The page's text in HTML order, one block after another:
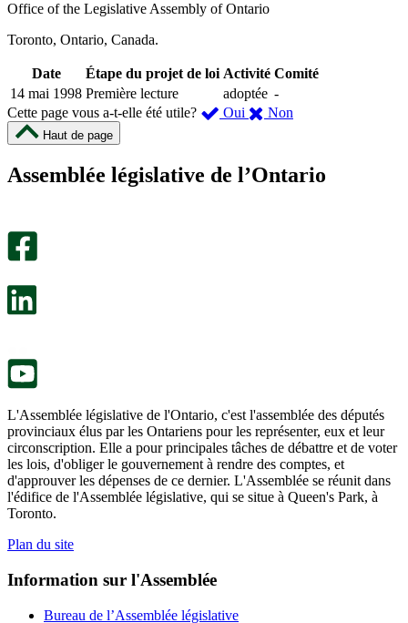
Office of the Legislative Assembly of Ontario
Toronto, Ontario, Canada.
Date Étape du projet de loi Activité Comité
14 mai 1998 Première lecture adoptée -
Cette page vous a-t-elle été utile?
Oui ,
été
Non
m’a
Haut de page
Assemblée législative de l’Ontario
L'Assemblée législative de l'Ontario, c'est l'assemblée des députés
provinciaux élus par les Ontariens pour les représenter, eux et leur
circonscription. Elle a pour principales tâches de débattre et de voter
les lois, d'obliger le gouvernement à rendre des comptes, et
d'approuver les dépenses de ce dernier. L'Assemblée se réunit dans
l'édifice de l'Assemblée législative, qui se situe à Queen's Park, à
Toronto.
Plan du site
Information sur l'Assemblée
Bureau de l’Assemblée législative